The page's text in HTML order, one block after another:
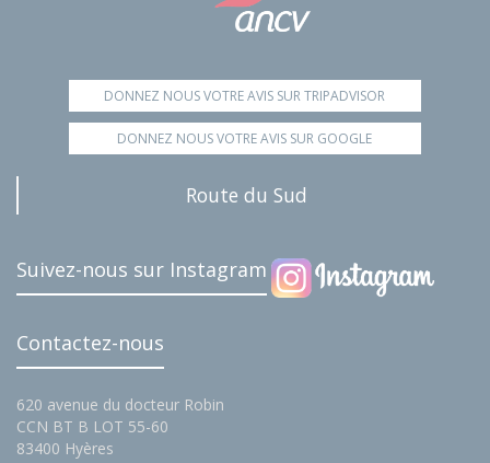
DONNEZ NOUS VOTRE AVIS SUR TRIPADVISOR
DONNEZ NOUS VOTRE AVIS SUR GOOGLE
Route du Sud
Suivez-nous sur Instagram
Contactez-nous
620 avenue du docteur Robin
CCN BT B LOT 55-60
83400 Hyères